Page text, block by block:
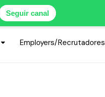
Seguir canal
Employers/Recrutadores